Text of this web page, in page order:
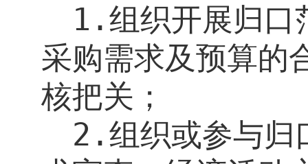
1.组织开展归口
采购需求及预算的
核把关；
2.组织或参与归